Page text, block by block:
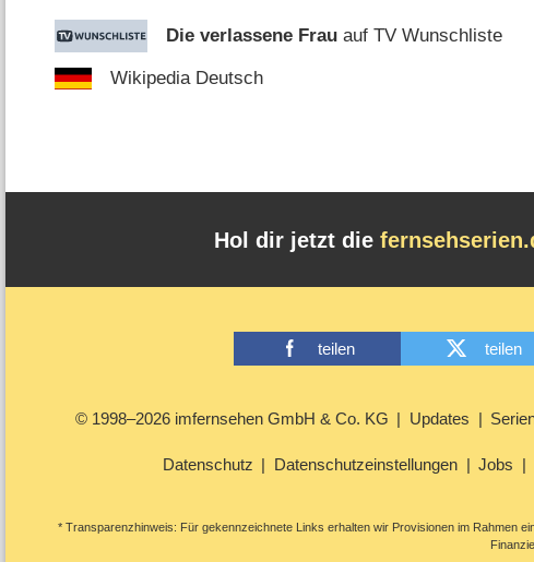
Die verlassene Frau auf TV Wunschliste
Wikipedia Deutsch
Hol dir jetzt die
teilen teilen
© 1998–2026 imfernsehen GmbH & Co. KG Updates
Datenschutz Datenschutzeinstellungen Jobs
* Transparenzhinweis: Für gekennzeichnete Links erhalten wir Provisionen im Rahmen